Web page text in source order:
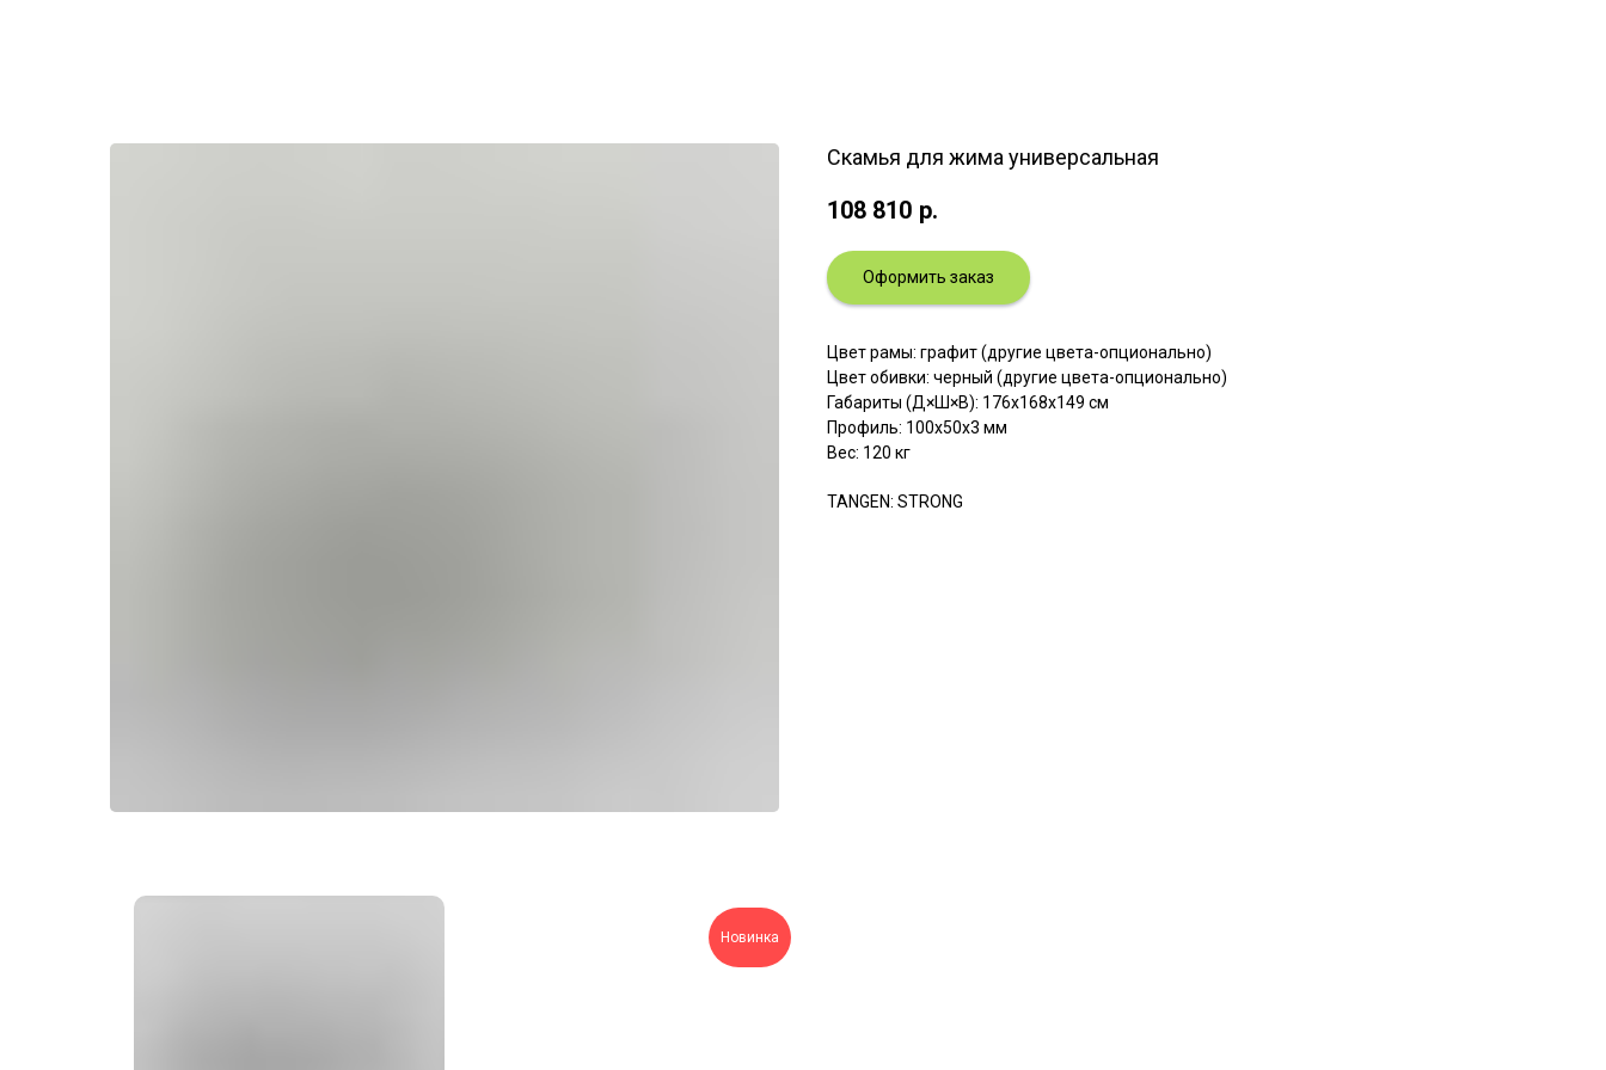
Скамья для жима универсальная
108 810 р.
Оформить заказ
Цвет рамы: графит (другие цвета-опционально)
Цвет обивки: черный (другие цвета-опционально)
Габариты (Д×Ш×В): 176x168x149 см
Профиль: 100х50х3 мм
Вес: 120 кг
TANGEN: STRONG
Новинка